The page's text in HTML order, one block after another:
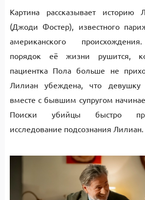
Картина рассказывает историю
(Джоди Фостер), известного
американского
порядок её жизни рушится,
пациентка Пола больше не
Лилиан убеждена, что девушку
вместе с бывшим супругом
Поиски убийцы быстро
исследование подсознания Лилиан.